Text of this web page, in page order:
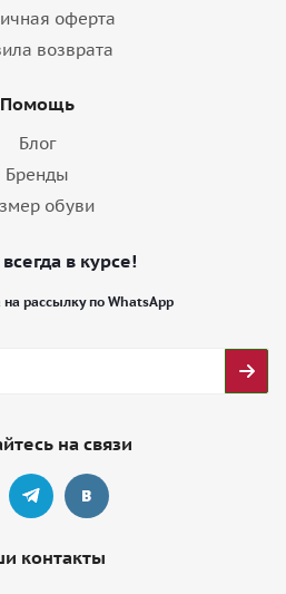
оферта
возврата
Помощь
Блог
Бренды
обуви
в курсе!
рассылку по WhatsApp
на связи
контакты